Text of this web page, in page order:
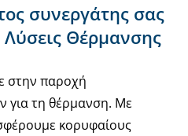
συνεργάτης σας
Λύσεις Θέρμανσης
στην παροχή
για τη θέρμανση. Με
κορυφαίους